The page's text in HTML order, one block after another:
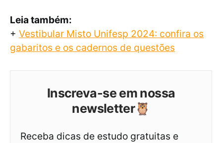
Leia também:
+ Vestibular Misto Unifesp 2024: confira os
gabaritos e os cadernos de questões
Inscreva-se em nossa
newsletter🦉
Receba dicas de estudo gratuitas e